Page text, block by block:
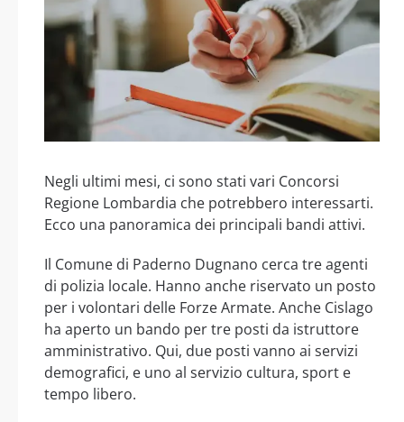
Negli ultimi mesi, ci sono stati vari Concorsi
Regione Lombardia che potrebbero interessarti.
Ecco una panoramica dei principali bandi attivi.
Il Comune di Paderno Dugnano cerca tre agenti
di polizia locale. Hanno anche riservato un posto
per i volontari delle Forze Armate. Anche Cislago
ha aperto un bando per tre posti da istruttore
amministrativo. Qui, due posti vanno ai servizi
demografici, e uno al servizio cultura, sport e
tempo libero.